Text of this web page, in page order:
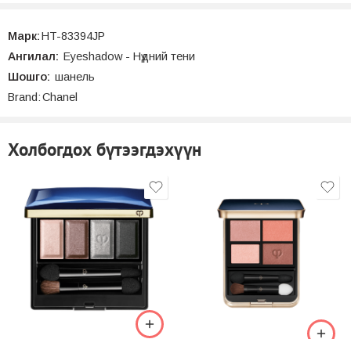
Марк:HT-83394JP
Ангилал: Eyeshadow - Нүдний тени
Шошго: шанель
Brand:Chanel
Холбогдох бүтээгдэхүүн